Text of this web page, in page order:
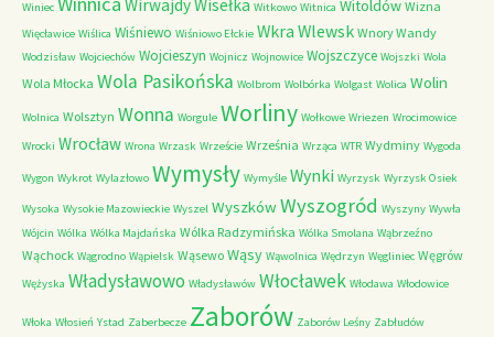
Winiec WirwajdyWisełka Witkowo Witnica Witoldów Wizna
Więcławice Wiślica Wiśniewo Wiśniowo Ełckie Wkra Wlewsk Wnory Wandy
Wodzisław Wojciechów Wojcieszyn Wojnicz Wojnowice Wojszczyce Wojszki Wola
Wola Młocka Wola Pasikońska Wolbrom Wolbórka Wolgast Wolica Wolin
Wolnica Wolsztyn Wonna Worgule Worliny Wołkowe Wriezen Wrocimowice
Wrocki Wrocław Wrona Wrzask Wrzeście Września Wrząca WTR Wydminy Wygoda
Wygon Wykrot Wylazłowo Wymysły Wymyśle Wynki Wyrzysk Wyrzysk Osiek
Wysoka Wysokie Mazowieckie Wyszel WyszkówWyszogród Wyszyny Wywła
Wójcin Wólka Wólka Majdańska Wólka Radzymińska Wólka Smolana Wąbrzeźno
Wąchock Wągrodno Wąpielsk Wąsewo Wąsy Wąwolnica Wędrzyn Węgliniec Węgrów
Wężyska Władysławowo Władysławów Włocławek Włodawa Włodowice
Włoka Włosień Ystad Zaberbecze Zaborów Zaborów Leśny Zabłudów